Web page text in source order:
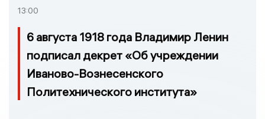
13:00
6 августа 1918 года Владимир Ленин
подписал декрет «Об учреждении
Иваново-Вознесенского
Политехнического института»